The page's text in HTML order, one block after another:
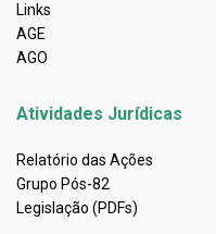
Links
AGE
AGO
Atividades Jurídicas
Relatório das Ações
Grupo Pós-82
Legislação (PDFs)